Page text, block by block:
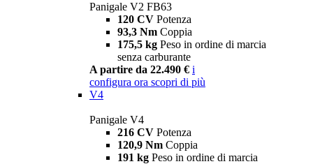
Panigale V2 FB63
120 CV Potenza
93,3 Nm Coppia
175,5 kg Peso in ordine di marcia
senza carburante
A partire da 22.490 € i
configura ora scopri di più
V4
Panigale V4
216 CV Potenza
120,9 Nm Coppia
191 kg Peso in ordine di marcia